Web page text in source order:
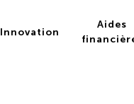
Innovation
Aides